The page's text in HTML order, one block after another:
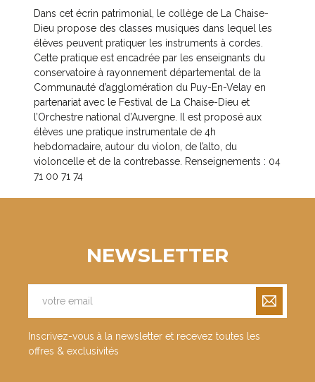
Dans cet écrin patrimonial, le collège de La Chaise-
Dieu propose des classes musiques dans lequel les
élèves peuvent pratiquer les instruments à cordes.
Cette pratique est encadrée par les enseignants du
conservatoire à rayonnement départemental de la
Communauté d’agglomération du Puy-En-Velay en
partenariat avec le Festival de La Chaise-Dieu et
l’Orchestre national d’Auvergne. Il est proposé aux
élèves une pratique instrumentale de 4h
hebdomadaire, autour du violon, de l’alto, du
violoncelle et de la contrebasse. Renseignements : 04
71 00 71 74
NEWSLETTER
Inscrivez-vous à la newsletter et recevez toutes les
offres & exclusivités